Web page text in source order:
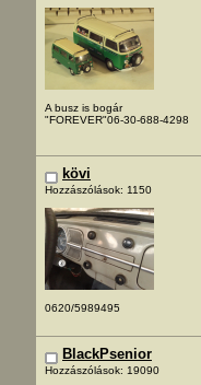
A busz is bogár
"FOREVER"06-30-688-4298
kövi
Hozzászólások: 1150
0620/5989495
BlackPsenior
Hozzászólások: 19090